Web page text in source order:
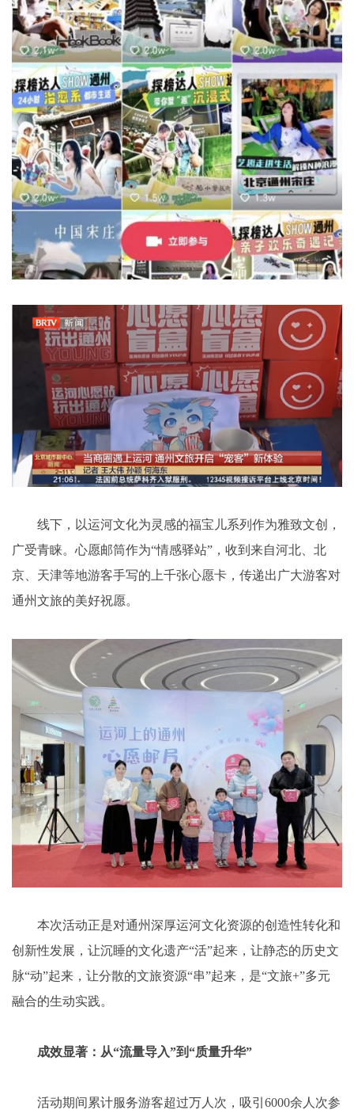
线下，以运河文化为灵感的福宝儿系列作为雅致文创，
广受青睐。心愿邮筒作为“情感驿站”，收到来自河北、北
京、天津等地游客手写的上千张心愿卡，传递出广大游客对
通州文旅的美好祝愿。
本次活动正是对通州深厚运河文化资源的创造性转化和
创新性发展，让沉睡的文化遗产“活”起来，让静态的历史文
脉“动”起来，让分散的文旅资源“串”起来，是“文旅+”多元
融合的生动实践。
成效显著：从“流量导入”到“质量升华”
活动期间累计服务游客超过万人次，吸引6000余人次参